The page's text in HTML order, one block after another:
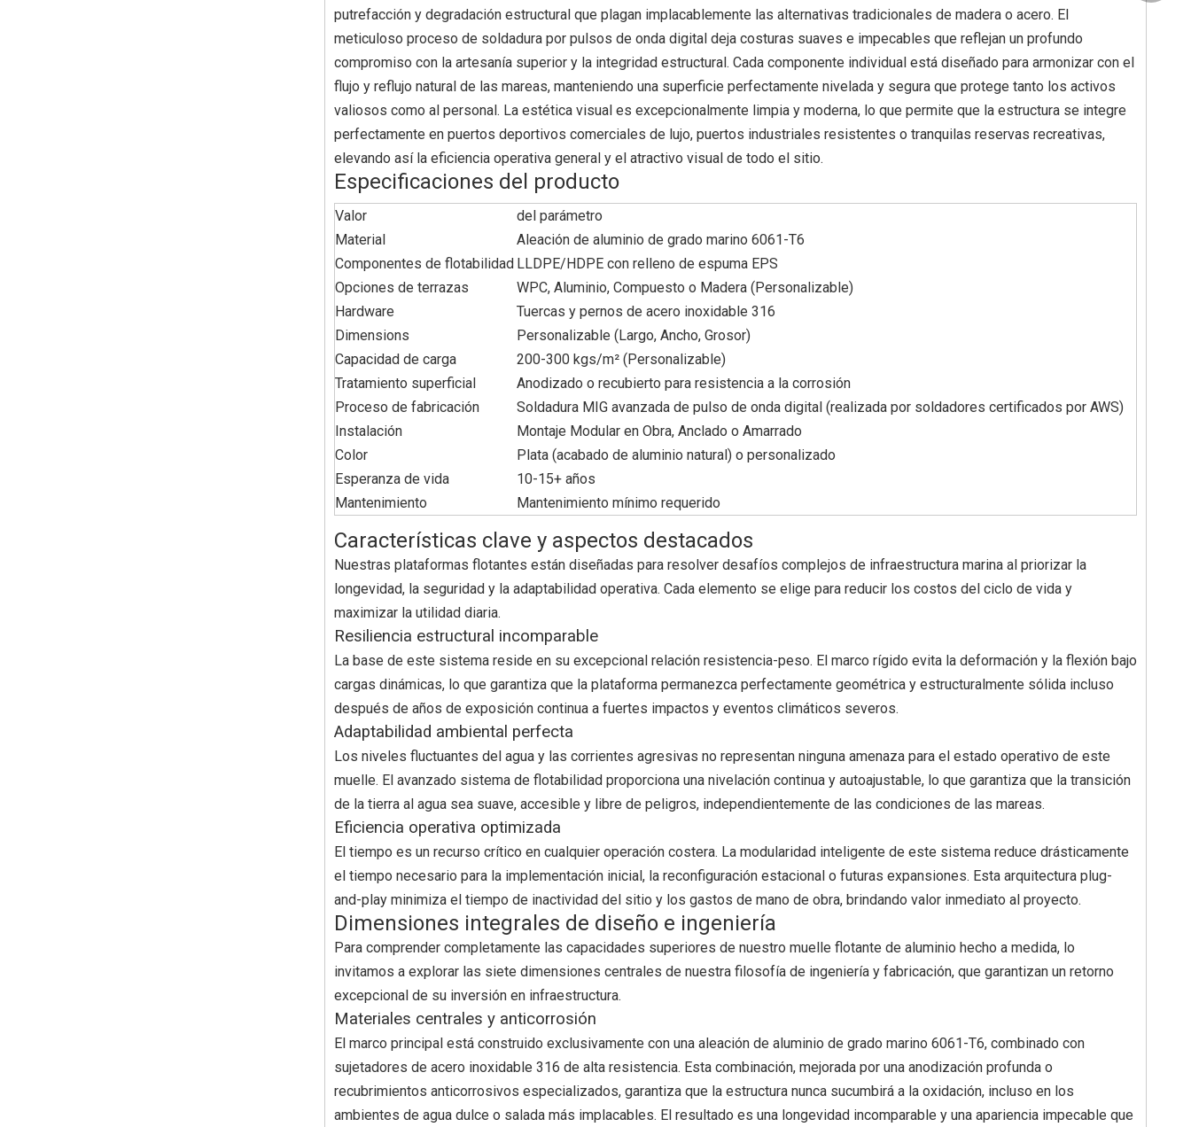
putrefacción y degradación estructural que plagan implacablemente las alternativas tradicionales de madera o acero. El
meticuloso proceso de soldadura por pulsos de onda digital deja costuras suaves e impecables que reflejan un profundo
compromiso con la artesanía superior y la integridad estructural. Cada componente individual está diseñado para armonizar con el
flujo y reflujo natural de las mareas, manteniendo una superficie perfectamente nivelada y segura que protege tanto los activos
valiosos como al personal. La estética visual es excepcionalmente limpia y moderna, lo que permite que la estructura se integre
perfectamente en puertos deportivos comerciales de lujo, puertos industriales resistentes o tranquilas reservas recreativas,
elevando así la eficiencia operativa general y el atractivo visual de todo el sitio.
Especificaciones del producto
Valor
del parámetro
Material
Aleación de aluminio de grado marino 6061-T6
Componentes de flotabilidad LLDPE/HDPE con relleno de espuma EPS
Opciones de terrazas
WPC, Aluminio, Compuesto o Madera (Personalizable)
Hardware
Tuercas y pernos de acero inoxidable 316
Dimensions
Personalizable (Largo, Ancho, Grosor)
Capacidad de carga
200-300 kgs/m² (Personalizable)
Tratamiento superficial
Anodizado o recubierto para resistencia a la corrosión
Proceso de fabricación
Soldadura MIG avanzada de pulso de onda digital (realizada por soldadores certificados por AWS)
Instalación
Montaje Modular en Obra, Anclado o Amarrado
Color
Plata (acabado de aluminio natural) o personalizado
Esperanza de vida
10-15+ años
Mantenimiento
Mantenimiento mínimo requerido
Características clave y aspectos destacados
Nuestras plataformas flotantes están diseñadas para resolver desafíos complejos de infraestructura marina al priorizar la
longevidad, la seguridad y la adaptabilidad operativa. Cada elemento se elige para reducir los costos del ciclo de vida y
maximizar la utilidad diaria.
Resiliencia estructural incomparable
La base de este sistema reside en su excepcional relación resistencia-peso. El marco rígido evita la deformación y la flexión bajo
cargas dinámicas, lo que garantiza que la plataforma permanezca perfectamente geométrica y estructuralmente sólida incluso
después de años de exposición continua a fuertes impactos y eventos climáticos severos.
Adaptabilidad ambiental perfecta
Los niveles fluctuantes del agua y las corrientes agresivas no representan ninguna amenaza para el estado operativo de este
muelle. El avanzado sistema de flotabilidad proporciona una nivelación continua y autoajustable, lo que garantiza que la transición
de la tierra al agua sea suave, accesible y libre de peligros, independientemente de las condiciones de las mareas.
Eficiencia operativa optimizada
El tiempo es un recurso crítico en cualquier operación costera. La modularidad inteligente de este sistema reduce drásticamente
el tiempo necesario para la implementación inicial, la reconfiguración estacional o futuras expansiones. Esta arquitectura plug-
and-play minimiza el tiempo de inactividad del sitio y los gastos de mano de obra, brindando valor inmediato al proyecto.
Dimensiones integrales de diseño e ingeniería
Para comprender completamente las capacidades superiores de nuestro muelle flotante de aluminio hecho a medida, lo
invitamos a explorar las siete dimensiones centrales de nuestra filosofía de ingeniería y fabricación, que garantizan un retorno
excepcional de su inversión en infraestructura.
Materiales centrales y anticorrosión
El marco principal está construido exclusivamente con una aleación de aluminio de grado marino 6061-T6, combinado con
sujetadores de acero inoxidable 316 de alta resistencia. Esta combinación, mejorada por una anodización profunda o
recubrimientos anticorrosivos especializados, garantiza que la estructura nunca sucumbirá a la oxidación, incluso en los
ambientes de agua dulce o salada más implacables. El resultado es una longevidad incomparable y una apariencia impecable que